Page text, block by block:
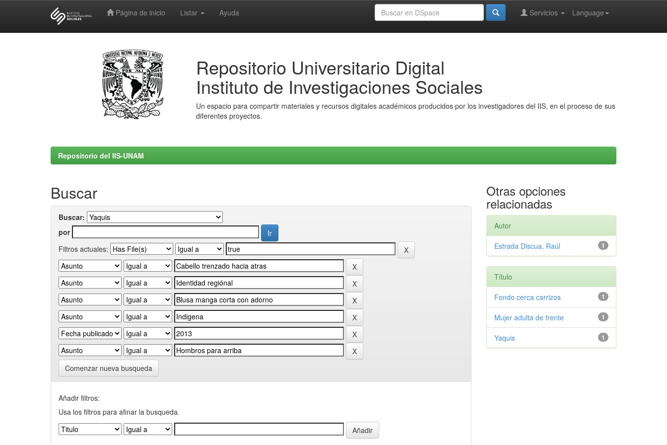
Página de inicio Listar Ayuda Language
Servicios
Repositorio Universitario Digital
Instituto de Investigaciones Sociales
Un espacio para compartir materiales y recursos digitales académicos producidos por los investigadores del IIS, en el proceso de sus
diferentes proyectos.
Repositorio del IIS-UNAM
Buscar
Buscar:
por
Filtros actuales:
Comenzar nueva busqueda
Añadir filtros:
Usa los filtros para afinar la busqueda.
Otras opciones
relacionadas
Autor
1
Estrada Discua, Raúl
Título
1
Fondo cerca carrizos
1
Mujer adulta de frente
1
Yaquis